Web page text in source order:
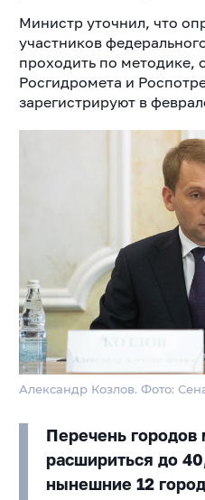
Министр уточнил, что
участников
проходить по методике,
Росгидромета и
зарегистрируют в
Александр Козлов. Фото:
Перечень городов
расшириться до
нынешние 12